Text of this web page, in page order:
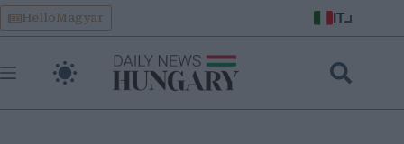
Skip
to
content
HelloMagyar IT